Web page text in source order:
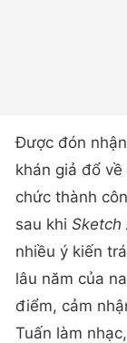
Được đón
khán giả đổ
chức thành
sau khi Sketch
nhiều ý kiến
lâu năm của
điểm, cảm
Tuấn làm